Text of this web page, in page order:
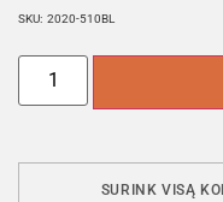
SKU: 2020-510BL
SURINK VISĄ